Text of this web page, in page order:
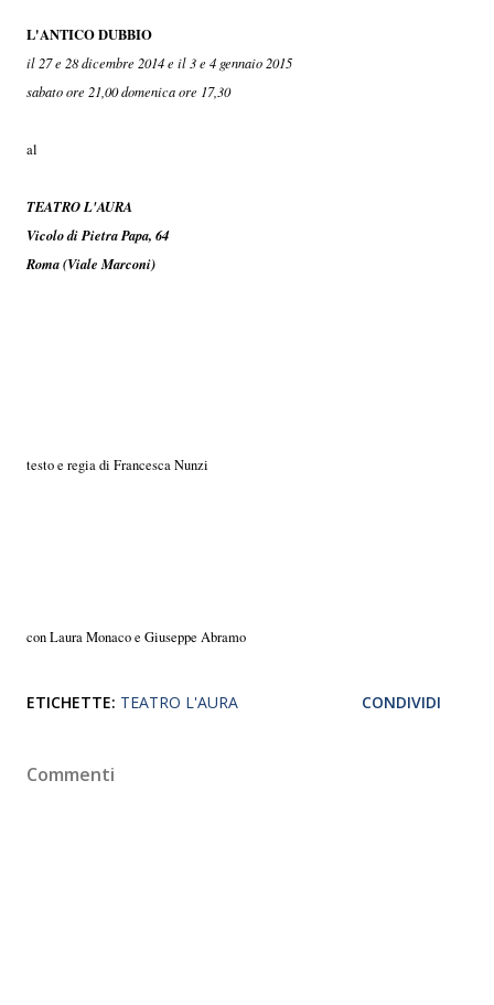
L'ANTICO DUBBIO
il 27 e 28 dicembre 2014 e il 3 e 4 gennaio 2015
sabato ore 21,00 domenica ore 17,30
al
TEATRO L'AURA
Vicolo di Pietra Papa, 64
Roma (Viale Marconi)
testo e regia di Francesca Nunzi
con Laura Monaco e Giuseppe Abramo
ETICHETTE: TEATRO L'AURA CONDIVIDI
Commenti